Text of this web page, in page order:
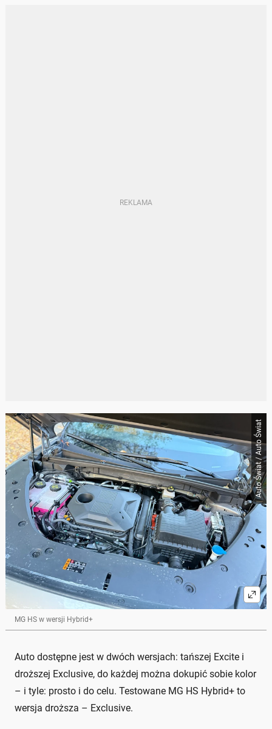
Auto Świat / Auto Świat
MG HS w wersji Hybrid+
Auto dostępne jest w dwóch wersjach: tańszej Excite i
droższej Exclusive, do każdej można dokupić sobie kolor
– i tyle: prosto i do celu. Testowane MG HS Hybrid+ to
wersja droższa – Exclusive.